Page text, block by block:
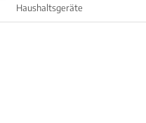
Haushaltsgeräte